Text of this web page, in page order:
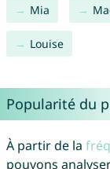
Mia
Louise
Popularité du
À partir de la
pouvons